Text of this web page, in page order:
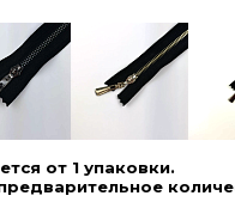
от 1 упаковки.